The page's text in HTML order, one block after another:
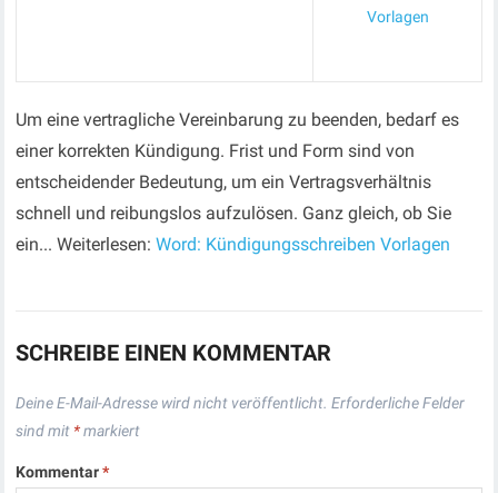
Vorlagen
Um eine vertragliche Vereinbarung zu beenden, bedarf es
einer korrekten Kündigung. Frist und Form sind von
entscheidender Bedeutung, um ein Vertragsverhältnis
schnell und reibungslos aufzulösen. Ganz gleich, ob Sie
ein... Weiterlesen:Word: Kündigungsschreiben Vorlagen
SCHREIBE EINEN KOMMENTAR
Deine E-Mail-Adresse wird nicht veröffentlicht. Erforderliche Felder
sind mit *markiert
Kommentar*